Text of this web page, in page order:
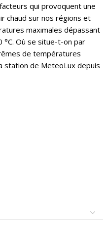
qui provoquent une
chaud sur nos régions et
maximales dépassant
°C. Où se situe-t-on par
de températures
station de MeteoLux depuis